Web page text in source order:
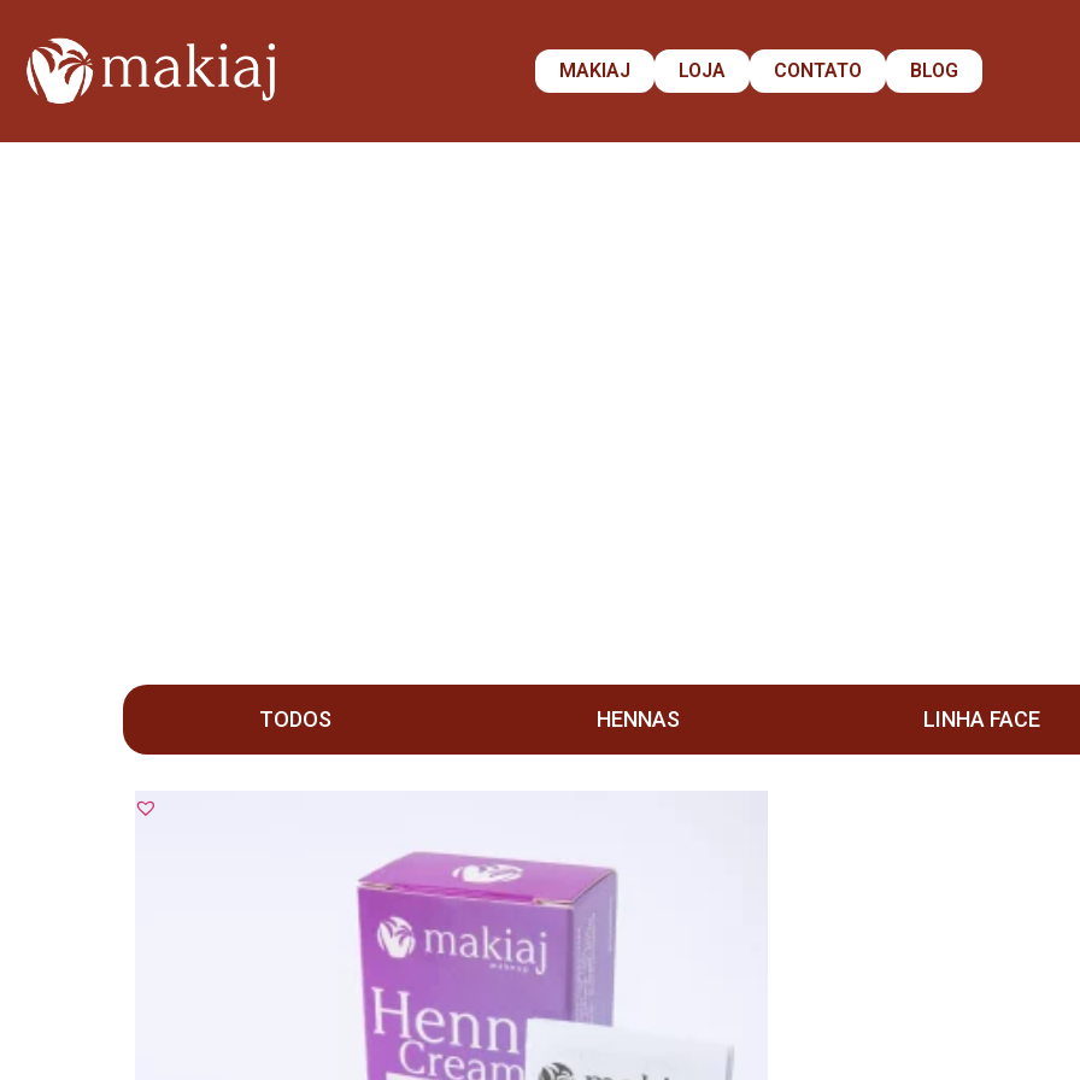
MAKIAJ LOJA CONTATO BLOG
TODOS HENNAS LINHA FACE